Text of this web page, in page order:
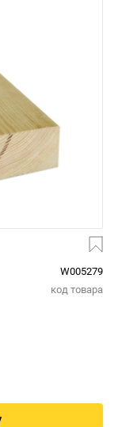
W005279
код товара